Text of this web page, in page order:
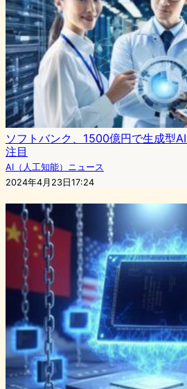
ソフトバンク、1500億円で生成型
注目
AI（人工知能）ニュース
2024年4月23日17:24